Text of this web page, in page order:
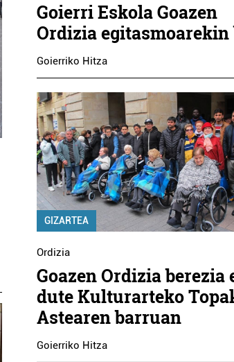
Goierri Eskola Goazen
Ordizia egitasmoarekin
Goierriko Hitza
GIZARTEA
Ordizia
Goazen Ordizia berezia
dute Kulturarteko
Astearen barruan
Goierriko Hitza